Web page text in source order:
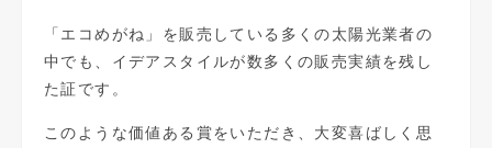
「エコめがね」を販売している多くの太陽光業者の
中でも、イデアスタイルが数多くの販売実績を残し
た証です。
このような価値ある賞をいただき、大変喜ばしく思